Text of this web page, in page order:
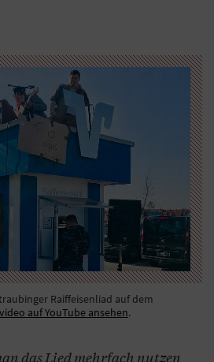
Raiffeisenliad auf dem
auf YouTube ansehen.
das Lied mehrfach nutzen